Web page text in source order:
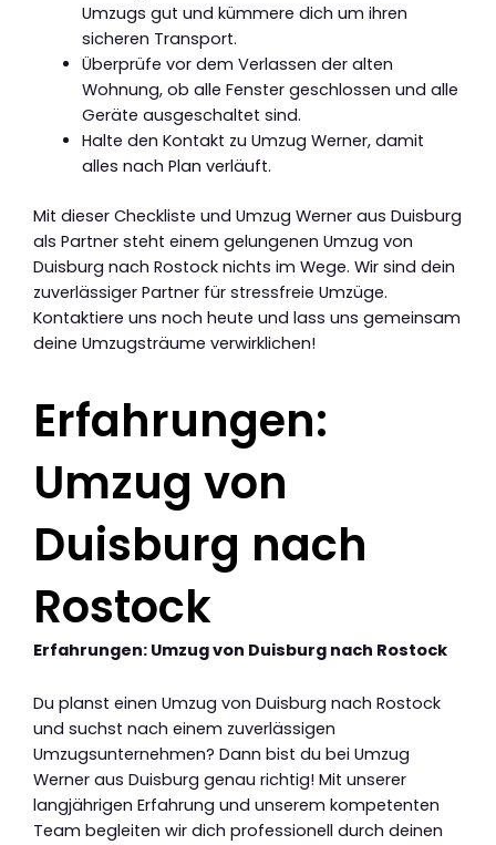
Umzugs gut und kümmere dich um ihren
sicheren Transport.
Überprüfe vor dem Verlassen der alten
Wohnung, ob alle Fenster geschlossen und alle
Geräte ausgeschaltet sind.
Halte den Kontakt zu Umzug Werner, damit
alles nach Plan verläuft.
Mit dieser Checkliste und Umzug Werner aus Duisburg
als Partner steht einem gelungenen Umzug von
Duisburg nach Rostock nichts im Wege. Wir sind dein
zuverlässiger Partner für stressfreie Umzüge.
Kontaktiere uns noch heute und lass uns gemeinsam
deine Umzugsträume verwirklichen!
Erfahrungen:
Umzug von
Duisburg nach
Rostock
Erfahrungen: Umzug von Duisburg nach Rostock
Du planst einen Umzug von Duisburg nach Rostock
und suchst nach einem zuverlässigen
Umzugsunternehmen? Dann bist du bei Umzug
Werner aus Duisburg genau richtig! Mit unserer
langjährigen Erfahrung und unserem kompetenten
Team begleiten wir dich professionell durch deinen